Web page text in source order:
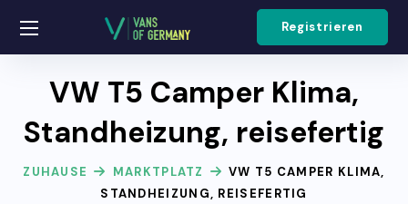
Registrieren
VW T5 Camper Klima,
Standheizung, reisefertig
ZUHAUSE MARKTPLATZ
VW T5 CAMPER KLIMA,
STANDHEIZUNG, REISEFERTIG